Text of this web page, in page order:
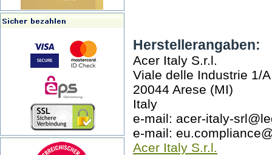
Herstellerangaben:
Acer Italy S.r.l.
Viale delle Industrie 1/A
20044 Arese (MI)
Italy
e-mail: acer-italy-
e-mail:
Acer Italy S.r.l.